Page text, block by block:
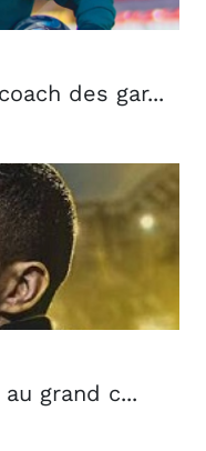
des gar...
grand c...